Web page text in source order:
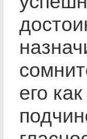
его